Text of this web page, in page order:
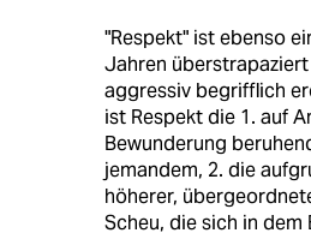
"Respekt" ist ebenso
Jahren
aggressiv begrifflich
ist Respekt die 1. auf
Bewunderung
jemandem, 2. die
höherer,
Scheu, die sich in dem